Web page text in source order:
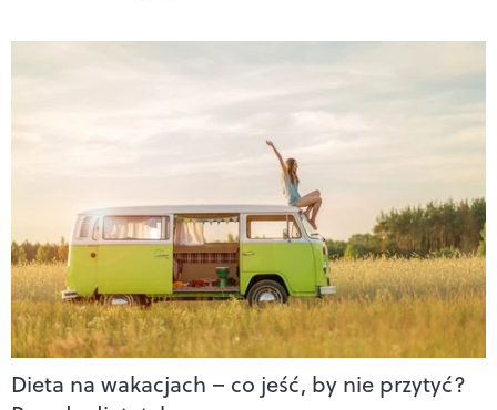
Dieta na wakacjach – co jeść, by nie przytyć?